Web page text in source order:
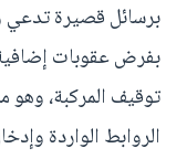
برسائل قصيرة تدعي
بفرض عقوبات
توقيف المركبة،
الروابط الواردة